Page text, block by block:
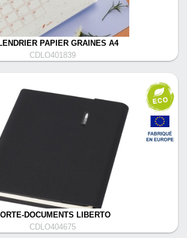
PAPIER GRAINES A4
CDLO401839
DOCUMENTS LIBERTO
CDLO404675